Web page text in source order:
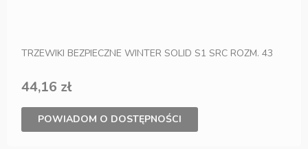
TRZEWIKI BEZPIECZNE WINTER SOLID S1 SRC ROZM. 43
44,16 zł
POWIADOM O DOSTĘPNOŚCI